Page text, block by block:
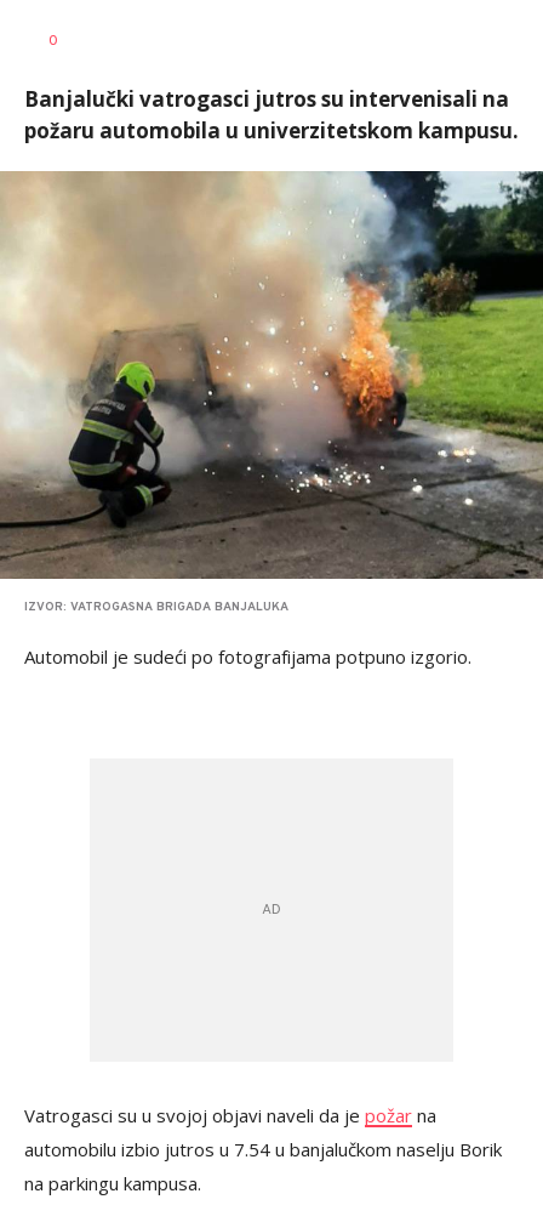
AUTOR
0
Banjalučki vatrogasci jutros su intervenisali na
požaru automobila u univerzitetskom kampusu.
IZVOR: VATROGASNA BRIGADA BANJALUKA
Automobil je sudeći po fotografijama potpuno izgorio.
Vatrogasci su u svojoj objavi naveli da je požar na
automobilu izbio jutros u 7.54 u banjalučkom naselju Borik
na parkingu kampusa.